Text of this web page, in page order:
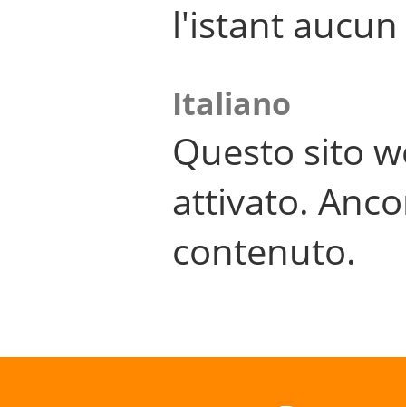
l'istant
Italiano
Questo sito
attivato.
contenuto.